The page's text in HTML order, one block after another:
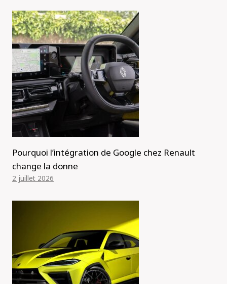
Pourquoi l’intégration de Google chez Renault
change la donne
2 juillet 2026